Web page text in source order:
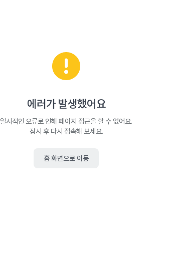
에러가 발생했어요
일시적인 오류로 인해 페이지 접근을 할 수 없어요.
잠시 후 다시 접속해 보세요.
홈 화면으로 이동